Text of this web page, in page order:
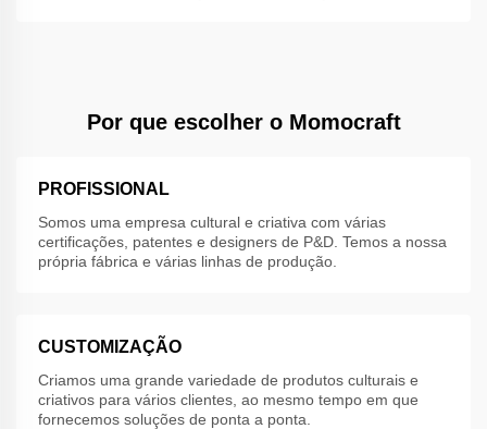
Por que escolher o Momocraft
PROFISSIONAL
Somos uma empresa cultural e criativa com várias
certificações, patentes e designers de P&D. Temos a nossa
própria fábrica e várias linhas de produção.
CUSTOMIZAÇÃO
Criamos uma grande variedade de produtos culturais e
criativos para vários clientes, ao mesmo tempo em que
fornecemos soluções de ponta a ponta.